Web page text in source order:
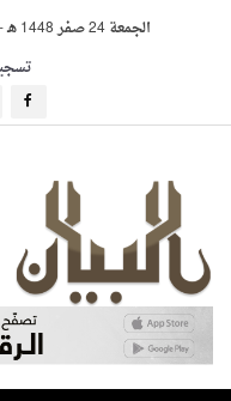
الجمعة 24 صفر 1448 هـ -